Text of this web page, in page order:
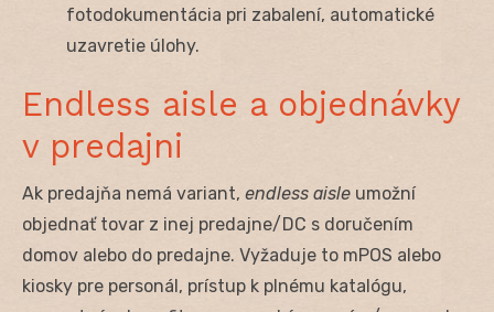
fotodokumentácia pri zabalení, automatické
uzavretie úlohy.
Endless aisle a objednávky
v predajni
Ak predajňa nemá variant, endless aisle umožní
objednať tovar z inej predajne/DC s doručením
domov alebo do predajne. Vyžaduje to mPOS alebo
kiosky pre personál, prístup k plnému katalógu,